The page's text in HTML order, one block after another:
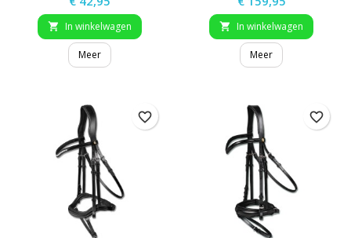
 In winkelwagen
Meer
 In winkelwagen
Meer
favorite_border favorite_border